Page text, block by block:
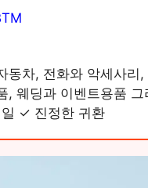
동차, 전화와 악세사
, 웨딩과 이벤트용품
✓ 진정한 귀환